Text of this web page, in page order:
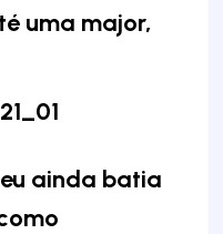
uma major,
ainda batia